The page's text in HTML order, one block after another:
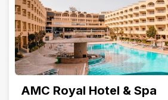
AMC Royal Hotel & Spa